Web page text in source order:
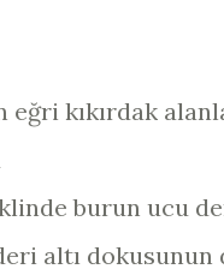
kıkırdak
burun ucu
altı